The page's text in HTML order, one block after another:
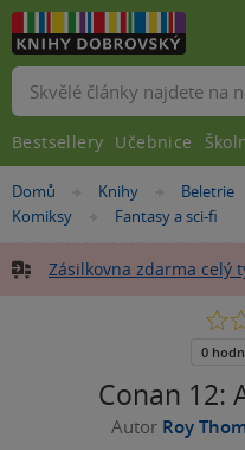
Nacházíte
se
Domů »
Knihy »Beletrie
Komiksy »Fantasy a sci-fi
Zásilkovna zdarma celý
Conan 12:
Autor Roy
0.0
5
0
Vyhledávání
Bestsellery Učebnice